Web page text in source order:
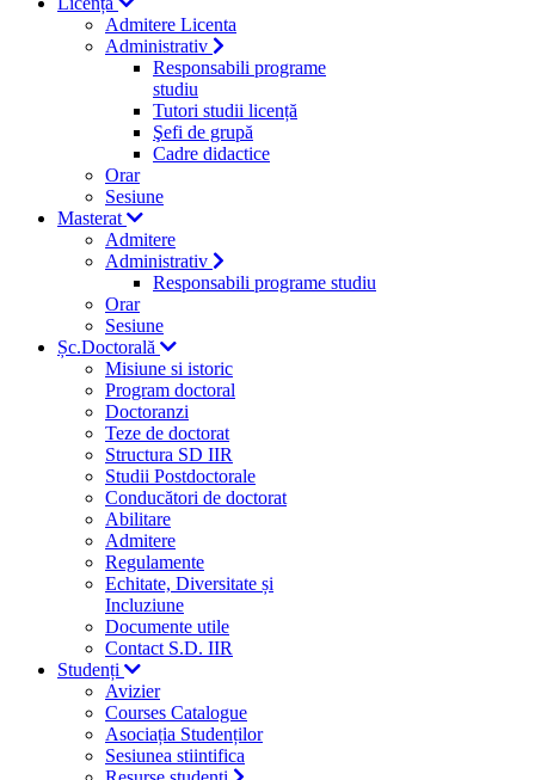
Admitere Licenta
Administrativ
Responsabili programe
studiu
Tutori studii licență
Şefi de grupă
Cadre didactice
Orar
Sesiune
Masterat
Admitere
Administrativ
Responsabili programe studiu
Orar
Sesiune
Șc.Doctorală
Misiune si istoric
Program doctoral
Doctoranzi
Teze de doctorat
Structura SD IIR
Studii Postdoctorale
Conducători de doctorat
Abilitare
Admitere
Regulamente
Echitate, Diversitate și
Incluziune
Documente utile
Contact S.D. IIR
Studenți
Avizier
Courses Catalogue
Asociația Studenților
Sesiunea stiintifica